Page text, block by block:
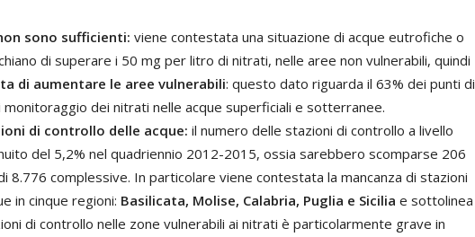
sono sufficienti: viene contestata una situazione di acque eutrofiche o
di superare i 50 mg per litro di nitrati, nelle aree non vulnerabili, quindi
di aumentare le aree vulnerabili: questo dato riguarda il 63% dei punti di
dei nitrati nelle acque superficiali e sotterranee.
di controllo delle acque: il numero delle stazioni di controllo a livello
del 5,2% nel quadriennio 2012-2015, ossia sarebbero scomparse 206
8.776 complessive. In particolare viene contestata la mancanza di stazioni
in cinque regioni: Basilicata, Molise, Calabria, Puglia e Sicilia e sottolinea
di controllo nelle zone vulnerabili ai nitrati è particolarmente grave in